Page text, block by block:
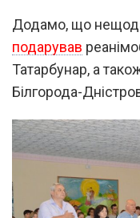
Додамо, що
подарував
Татарбунар, а
Білгорода-